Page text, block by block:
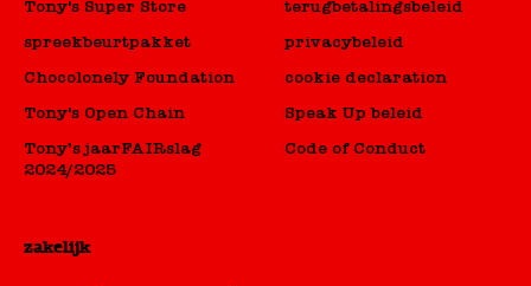
Tony's Super Store
spreekbeurtpakket
Chocolonely Foundation
Tony's Open Chain
Tony’s jaarFAIRslag
2024/2025
terugbetalingsbeleid
privacybeleid
cookie declaration
Speak Up beleid
Code of Conduct
zakelijk